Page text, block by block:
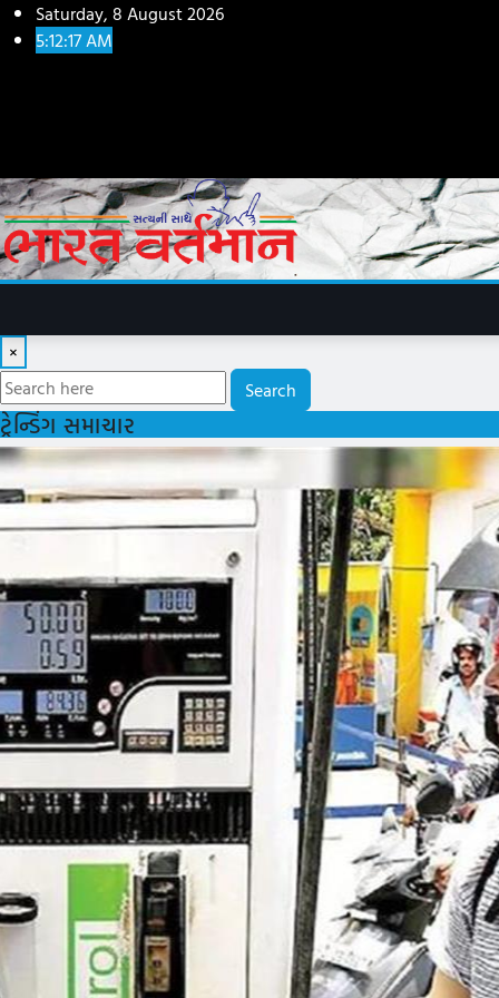
Skip
to
Saturday, 8 August 2026
5:12:18 AM
×
Search
ટ્રેન્ડિંગ સમાચાર